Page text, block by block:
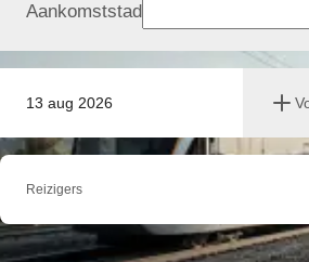
13 aug 2026
Aankomststad
Reizigers